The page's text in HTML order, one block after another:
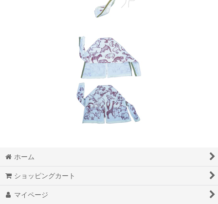
ホーム
ショッピングカート
マイページ